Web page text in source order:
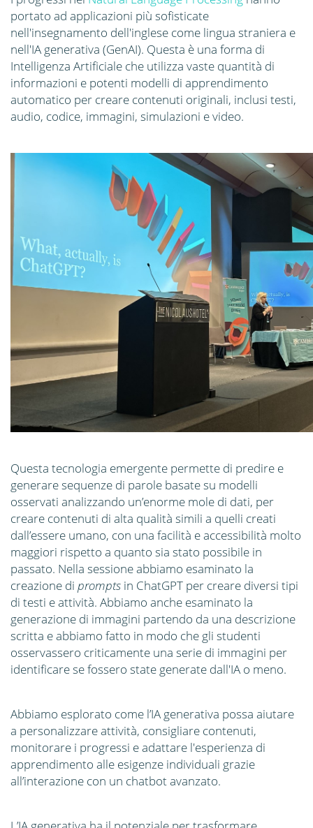
portato ad applicazioni più sofisticate
nell'insegnamento dell'inglese come lingua straniera e
nell'IA generativa (GenAI). Questa è una forma di
Intelligenza Artificiale che utilizza vaste quantità di
informazioni e potenti modelli di apprendimento
automatico per creare contenuti originali, inclusi testi,
audio, codice, immagini, simulazioni e video.
Questa tecnologia emergente permette di predire e
generare sequenze di parole basate su modelli
osservati analizzando un’enorme mole di dati, per
creare contenuti di alta qualità simili a quelli creati
dall’essere umano, con una facilità e accessibilità molto
maggiori rispetto a quanto sia stato possibile in
passato. Nella sessione abbiamo esaminato la
creazione di prompts in ChatGPT per creare diversi tipi
di testi e attività. Abbiamo anche esaminato la
generazione di immagini partendo da una descrizione
scritta e abbiamo fatto in modo che gli studenti
osservassero criticamente una serie di immagini per
identificare se fossero state generate dall'IA o meno.
Abbiamo esplorato come l’IA generativa possa aiutare
a personalizzare attività, consigliare contenuti,
monitorare i progressi e adattare l'esperienza di
apprendimento alle esigenze individuali grazie
all’interazione con un chatbot avanzato.